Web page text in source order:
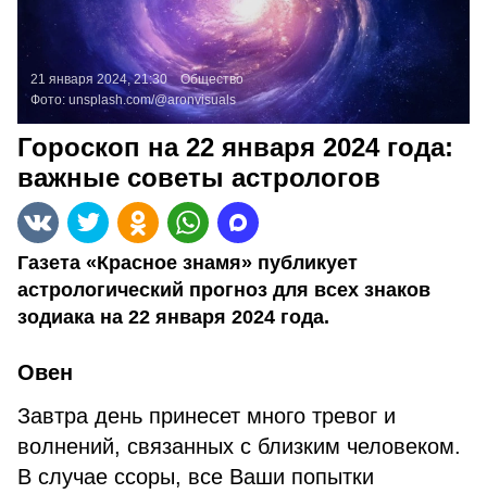
21 января 2024, 21:30
Общество
Фото: unsplash.com/@aronvisuals
Гороскоп на 22 января 2024 года:
важные советы астрологов
Газета «Красное знамя» публикует
астрологический прогноз для всех знаков
зодиака на 22 января 2024 года.
Овен
Завтра день принесет много тревог и
волнений, связанных с близким человеком.
В случае ссоры, все Ваши попытки